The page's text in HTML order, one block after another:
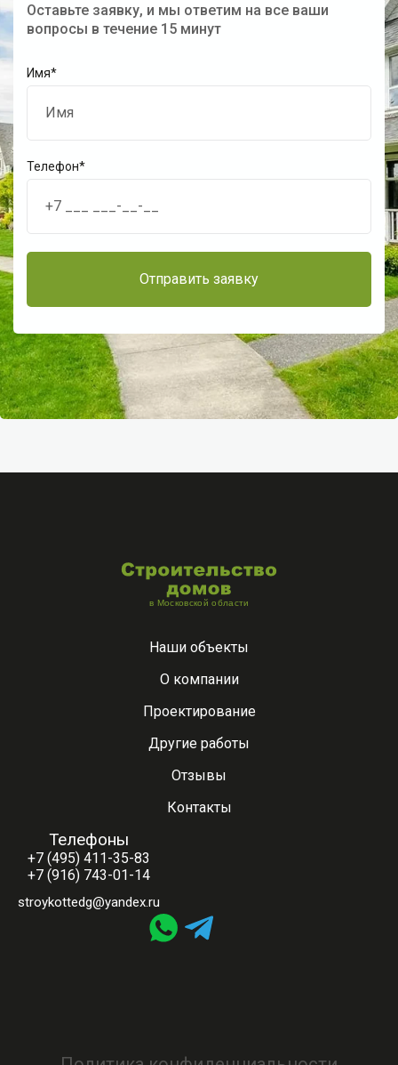
Оставьте заявку, и мы ответим на все ваши
вопросы в течение 15 минут
Имя*
Телефон*
Наши объекты
О компании
Проектирование
Другие работы
Отзывы
Контакты
Телефоны
+7 (495) 411-35-83
+7 (916) 743-01-14
stroykottedg@yandex.ru